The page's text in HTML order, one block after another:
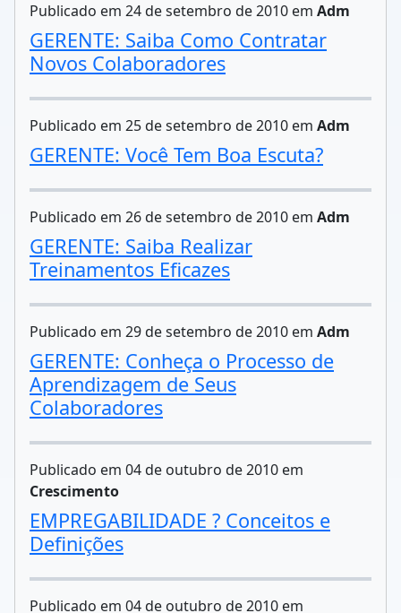
Publicado em 24 de setembro de 2010 em Adm
GERENTE: Saiba Como Contratar
Novos Colaboradores
Publicado em 25 de setembro de 2010 em Adm
GERENTE: Você Tem Boa Escuta?
Publicado em 26 de setembro de 2010 em Adm
GERENTE: Saiba Realizar
Treinamentos Eficazes
Publicado em 29 de setembro de 2010 em Adm
GERENTE: Conheça o Processo de
Aprendizagem de Seus
Colaboradores
Publicado em 04 de outubro de 2010 em
Crescimento
EMPREGABILIDADE ? Conceitos e
Definições
Publicado em 04 de outubro de 2010 em